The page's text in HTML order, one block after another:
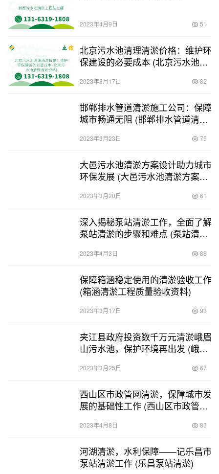
2023年4月9日 51
北京污水池清理清淤价格：维护环
保建设的必要成本 (北京污水池清
2023年3月17日 82
邯郸排水管道清淤施工公司：保障
城市畅通无阻 (邯郸排水管道清淤
2023年3月23日 75
大邑污水池清淤方案设计助力城市
环保发展 (大邑污水池清淤方案设
2023年3月20日 61
深入揭秘泵站清淤工作，全面了解
泵站清淤的步骤和难点 (泵站清淤
2023年4月3日 88
保障箱涵稳定使用的清淤验收工作
(箱涵清淤工程质量验收资料)
2023年3月17日 93
夹江县政府投资数千万元清淤峨眉
山污水池，保护环境再出发 (峨眉
2023年3月25日 67
西山区市政管网清淤，保障城市发
展的基础性工作 (西山区市政管网
2023年4月8日 83
河湖清淤，水利保障——记乐昌市
泵站清淤工作 (乐昌泵站清淤)